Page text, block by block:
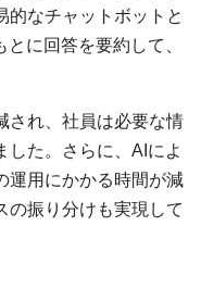
的なチャットボットと
に回答を要約して、
され、社員は必要な情
した。さらに、AIによ
運用にかかる時間が減
の振り分けも実現して